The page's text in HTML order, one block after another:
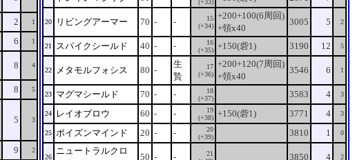
2 1
6 1
8 4
8 5
5 3
9 2
(+33)
20 リビングアーマー 70 - -
15
(+34)
+200+100(6周回)
+領x40
3005 5 2
21 スパイクシールド 40 - -
16
(+35) +150(砦1) 3190 12 5
22 メタモルフォシス 80 -
生
贄
17
(+36)
+200+120(7周回)
+領x40
3546 6 1
23 マグマシールド 70 - -
18
(+37)
3583 4 3
24 レイオブロウ 60 - -
19
(+38) +150(砦1) 3771 4 3
25 ポイズンマインド 20 - -
20
(+39)
3810 1 0
26
ニュートラルクロ
50 - -
21
3850 4 2